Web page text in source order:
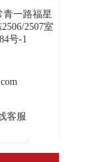
青一路福星
2507室
号-1